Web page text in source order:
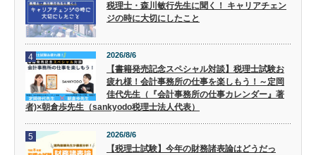
税理士・森川敏行先生に聞く！ キャリアチェン
ジの時に大切にしたこと
4 2026/8/6
【書籍発売記念スペシャル対談】税理士試験お
疲れ様！会計事務所の仕事を楽しもう！～定岡
佳代先生（『会計事務所の仕事カレンダー』著
者)×朝倉歩先生（sankyodo税理士法人代表）
5 2026/8/6
【税理士試験】今年の財務諸表論はどうだっ